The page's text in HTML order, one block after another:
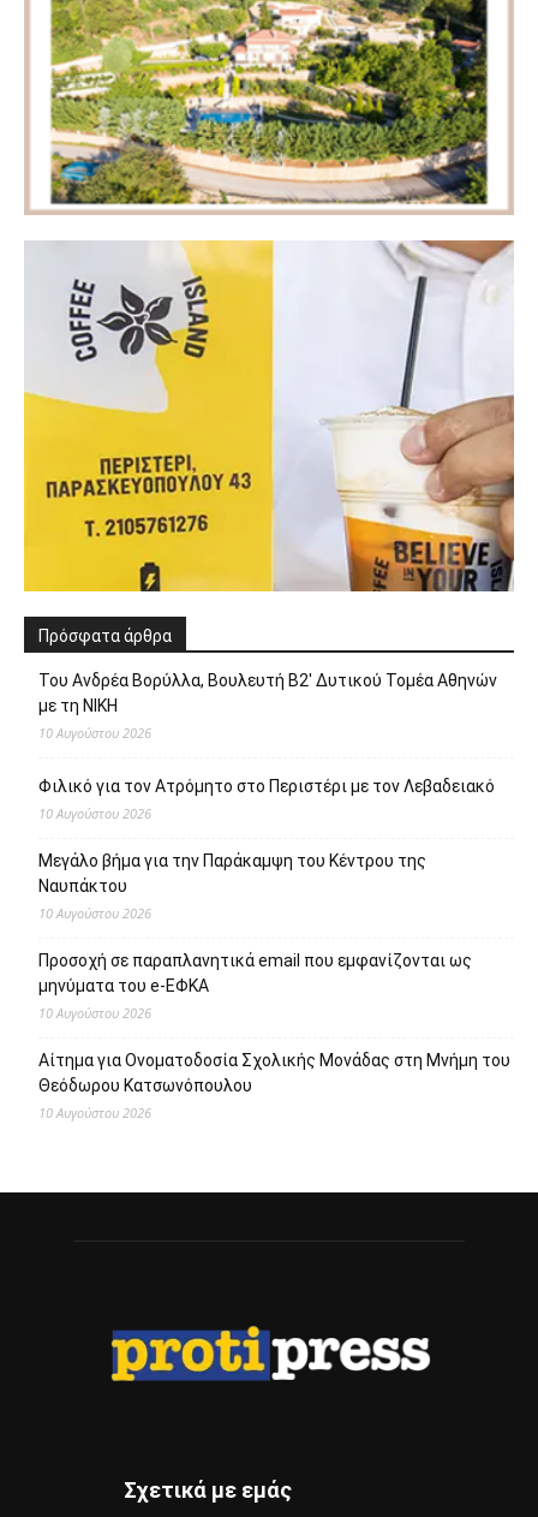
Πρόσφατα άρθρα
Του Ανδρέα Βορύλλα, Βουλευτή Β2′ Δυτικού Τομέα Αθηνών
με τη ΝΙΚΗ
10 Αυγούστου 2026
Φιλικό για τον Ατρόμητο στο Περιστέρι με τον Λεβαδειακό
10 Αυγούστου 2026
Μεγάλο βήμα για την Παράκαμψη του Κέντρου της
Ναυπάκτου
10 Αυγούστου 2026
Προσοχή σε παραπλανητικά email που εμφανίζονται ως
μηνύματα του e-ΕΦΚΑ
10 Αυγούστου 2026
Αίτημα για Ονοματοδοσία Σχολικής Μονάδας στη Μνήμη του
Θεόδωρου Κατσωνόπουλου
10 Αυγούστου 2026
Σχετικά με εμάς